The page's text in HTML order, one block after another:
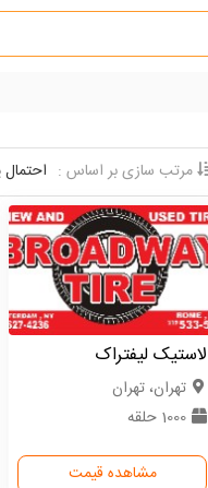
مرتب سازی بر اساس :
لاستیک لیفتراک
تهران، تهران
1000 حلقه
مشاهده قیمت